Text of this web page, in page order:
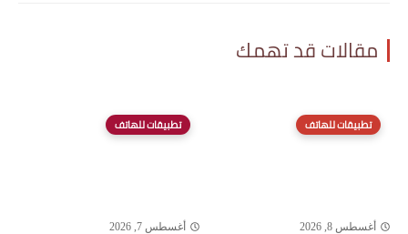
مقالات قد تهمك
تطبيقات للهاتف
أغسطس 8, 2026
تطبيقات للهاتف
أغسطس 7, 2026